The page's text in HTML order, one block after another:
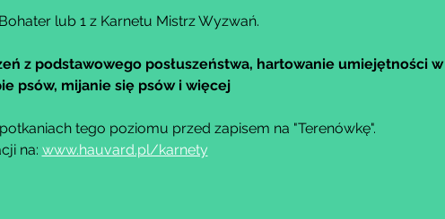
lub 1 z Karnetu Mistrz Wyzwań.
z podstawowego posłuszeństwa, hartowanie umiejętności w
psów, mijanie się psów i więcej
tego poziomu przed zapisem na "Terenówkę".
na: www.hauvard.pl/karnety